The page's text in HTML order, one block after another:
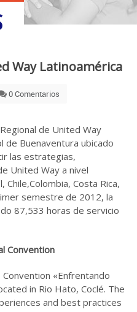
Way Latinoamérica
0 Comentarios
de United Way
de Buenaventura ubicado
las estrategias,
United Way a nivel
Costa Rica,
semestre de 2012, la
87,533 horas de servicio
Convention
«Enfrentando
in Rio Hato, Coclé. The
and best practices